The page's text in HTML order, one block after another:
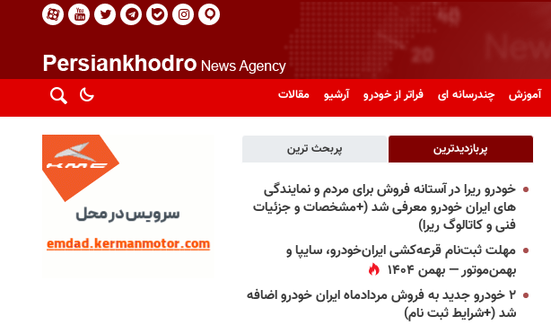
آموزش چندرسانه ای فراتر از خودرو آرشیو مقالات
پربازدیدترین پربحث ترین
خودرو ریرا در آستانه فروش برای مردم و نمایندگی
های ایران خودرو معرفی شد (+مشخصات و جزئیات
فنی و کاتالوگ ریرا)
مهلت ثبت‌نام قرعه‌کشی ایران‌خودرو، سایپا و
بهمن‌موتور — بهمن ۱۴۰۴
۲ خودرو جدید به فروش مردادماه ایران خودرو اضافه
شد (+شرایط ثبت نام)